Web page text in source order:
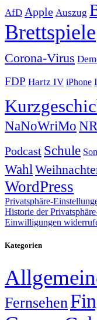
AfD Apple Auszug
Brettspiele
Corona-Virus
FDP Hartz IV iPhone
NaNoWriMo
Podcast Schule
Wahl
WordPress
Privatsphäre-
Historie der
Einwilligungen
Kategorien
Fernsehen